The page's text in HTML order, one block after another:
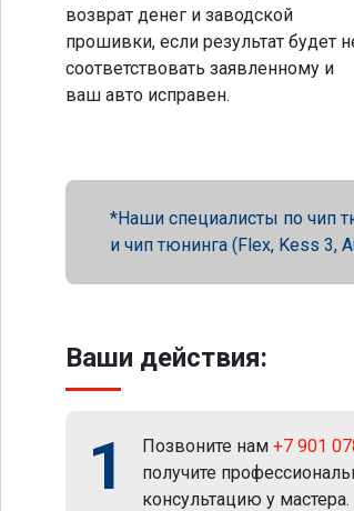
возврат денег и заводской
прошивки, если результат будет
соответствовать заявленному и
ваш авто исправен.
Наши специалисты по чип
и чип тюнинга (Flex, Kess 3,
Ваши действия:
1 Позвоните нам +7 901
получите
консультацию у мастера.